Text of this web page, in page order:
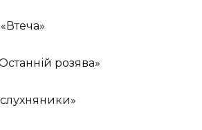
розява»